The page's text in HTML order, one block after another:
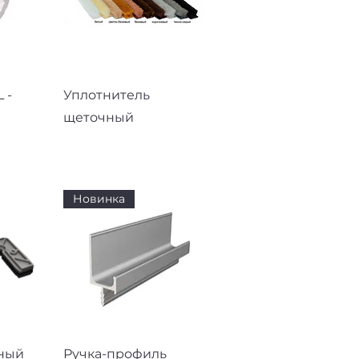
- Быстрый просмотр
Уплотнитель
щеточный
Быстрый просмотр
Новинка
Ручка-профиль